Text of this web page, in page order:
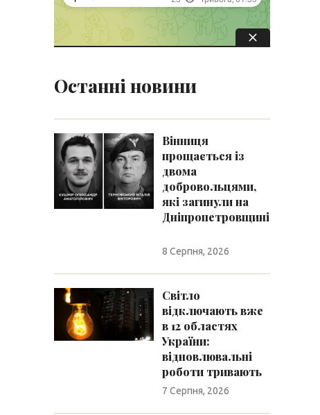
Останні новини
Вінниця
прощається із
двома
добровольцями,
які загинули на
Дніпропетровщині
8 Серпня, 2026
Світло
відключають вже
в 12 областях
України:
відновлювальні
роботи тривають
7 Серпня, 2026